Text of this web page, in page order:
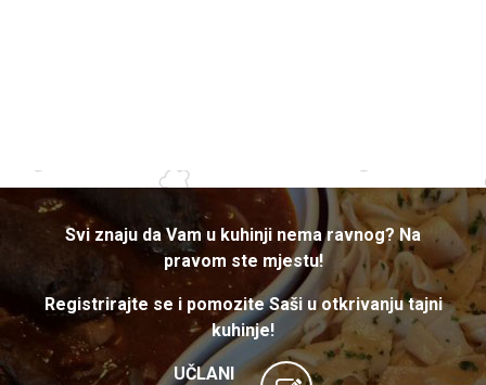
Svi znaju da Vam u kuhinji nema ravnog? Na
pravom ste mjestu!
Registrirajte se i pomozite Saši u otkrivanju tajni
kuhinje!
UČLANI